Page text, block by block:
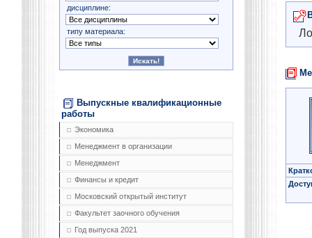
дисциплине:
типу материала:
Выпускные квалификационные
работы
Экономика
Менеджмент в организации
Менеджмент
Финансы и кредит
Московский открытый институт
Факультет заочного обучения
Год выпуска 2021